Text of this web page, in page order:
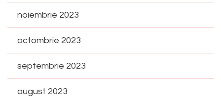
noiembrie 2023
octombrie 2023
septembrie 2023
august 2023